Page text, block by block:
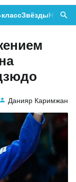
Звёзды
Данияр Каримжан